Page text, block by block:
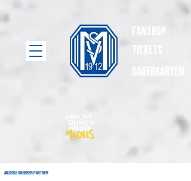
Anzeige unserer Partner